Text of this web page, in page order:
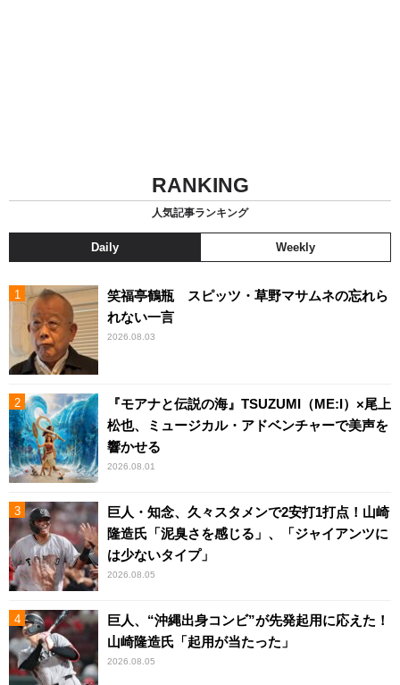
RANKING
人気記事ランキング
Daily Weekly
笑福亭鶴瓶 スピッツ・草野マサムネの忘れら
れない一言
2026.08.03
『モアナと伝説の海』TSUZUMI（ME:I）×尾上
松也、ミュージカル・アドベンチャーで美声を
響かせる
2026.08.01
巨人・知念、久々スタメンで2安打1打点！山崎
隆造氏「泥臭さを感じる」、「ジャイアンツに
は少ないタイプ」
2026.08.05
巨人、“沖縄出身コンビ”が先発起用に応えた！
山崎隆造氏「起用が当たった」
2026.08.05